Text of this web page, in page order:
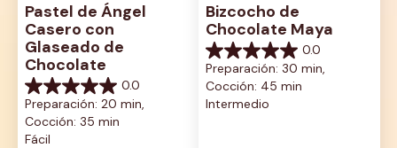
Pastel de Ángel
Casero con
Glaseado de
Chocolate
0.0
0.0
de
5
estrellas.
Preparación: 20 min,
Cocción: 35 min
Fácil
Bizcocho de
Chocolate Maya
0.0
0.0
de
5
estrellas.
Preparación: 30 min,
Cocción: 45 min
Intermedio